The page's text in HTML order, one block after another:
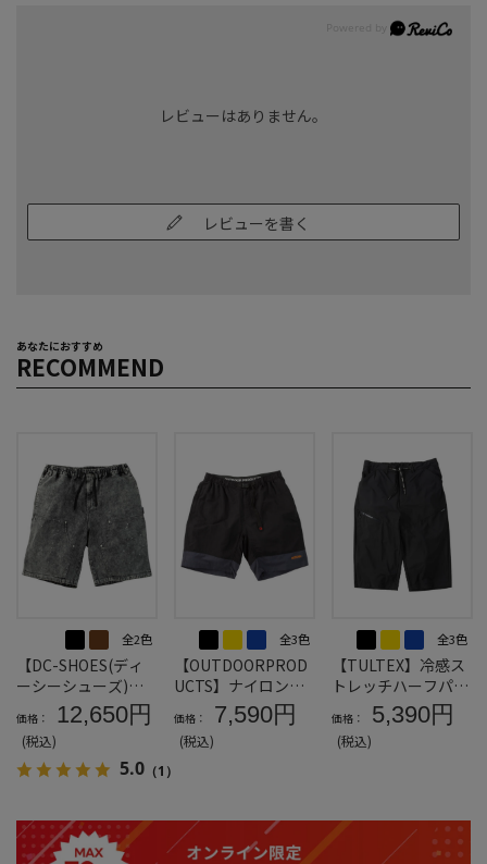
レビューはありません。
レビューを書く
あなたにおすすめ
RECOMMEND
全2色
【DC-SHOES(ディ
ーシーシューズ)】2
6DOUBLEKNEEPAI
NTハーフパンツ＊
カタログ商品
価格： 12,650円
(税込)
5.0 （1）
全3色
【OUTDOORPROD
UCTS】ナイロンバ
イカラークライミン
グハーフパンツ＊カ
タログ商品
価格： 7,590円
(税込)
全3色
【TULTEX】冷感ス
トレッチハーフパン
ツ＊カタログ商品
価格： 5,390円
(税込)